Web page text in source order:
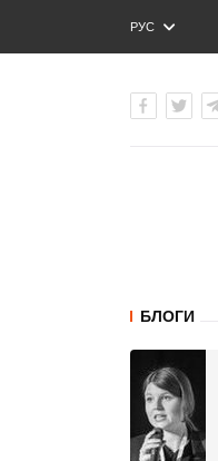
РУС
ENG
БЛОГИ